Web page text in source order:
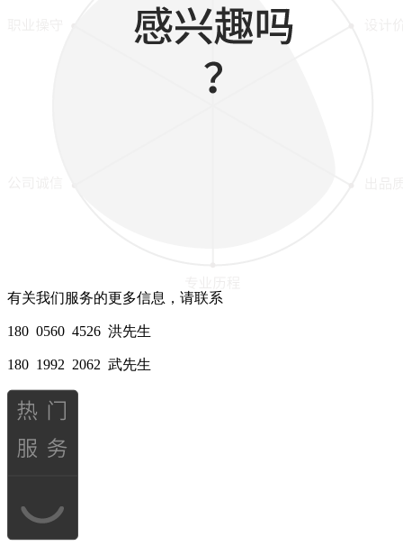
有关我们服务的更多信息，请联系
180 0560 4526 洪先生
180 1992 2062 武先生